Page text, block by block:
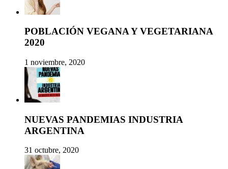
POBLACIÓN VEGANA Y VEGETARIANA
2020
1 noviembre, 2020
NUEVAS PANDEMIAS INDUSTRIA
ARGENTINA
31 octubre, 2020